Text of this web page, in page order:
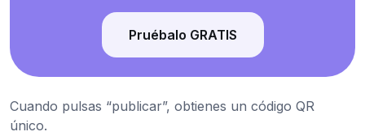
Pruébalo GRATIS
Cuando pulsas “publicar”, obtienes un código QR
único.